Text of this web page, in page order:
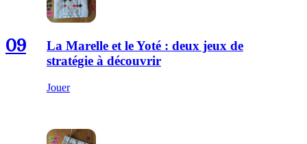
09
La Marelle et le Yoté : deux jeux de
stratégie à découvrir
Jouer